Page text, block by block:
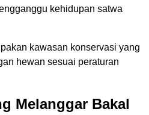
kehidupan satwa
kawasan konservasi yang
hewan sesuai peraturan
Melanggar Bakal